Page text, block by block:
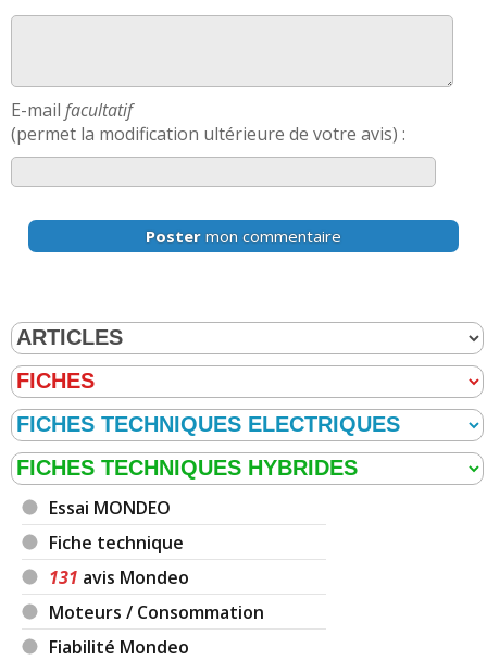
E-mail facultatif
(permet la modification ultérieure de votre avis) :
Poster mon commentaire
Essai MONDEO
Fiche technique
131 avis Mondeo
Moteurs / Consommation
Fiabilité Mondeo